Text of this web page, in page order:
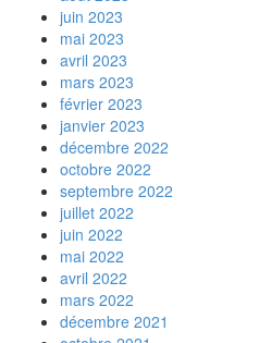
juin 2023
mai 2023
avril 2023
mars 2023
février 2023
janvier 2023
décembre 2022
octobre 2022
septembre 2022
juillet 2022
juin 2022
mai 2022
avril 2022
mars 2022
décembre 2021